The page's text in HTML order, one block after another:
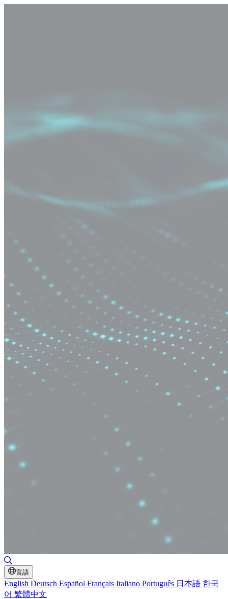
言語
English Deutsch Español Français Italiano Português 日本語 한국
어 繁體中文